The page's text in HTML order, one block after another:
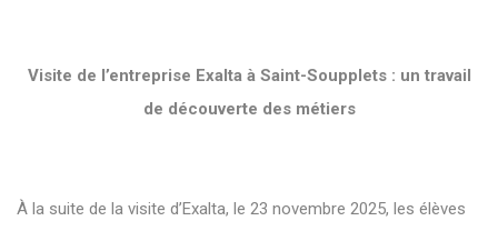
Visite de l’entreprise Exalta à Saint-Soupplets : un travail
de découverte des métiers
À la suite de la visite d’Exalta, le 23 novembre 2025, les élèves